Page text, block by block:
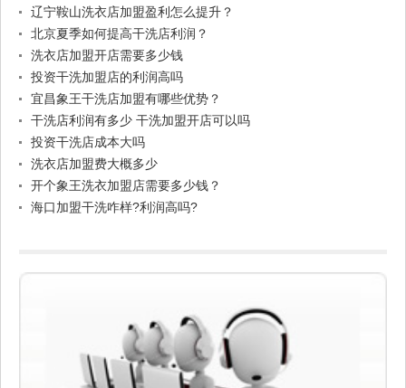
辽宁鞍山洗衣店加盟盈利怎么提升？
北京夏季如何提高干洗店利润？
洗衣店加盟开店需要多少钱
投资干洗加盟店的利润高吗
宜昌象王干洗店加盟有哪些优势？
干洗店利润有多少 干洗加盟开店可以吗
投资干洗店成本大吗
洗衣店加盟费大概多少
开个象王洗衣加盟店需要多少钱？
海口加盟干洗咋样?利润高吗?